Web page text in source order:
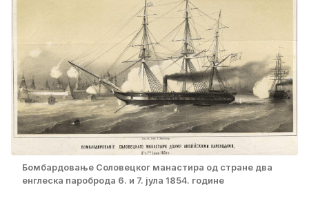
Бомбардовање Соловецког манастира од стране два
енглеска пароброда 6. и 7. јула 1854. године